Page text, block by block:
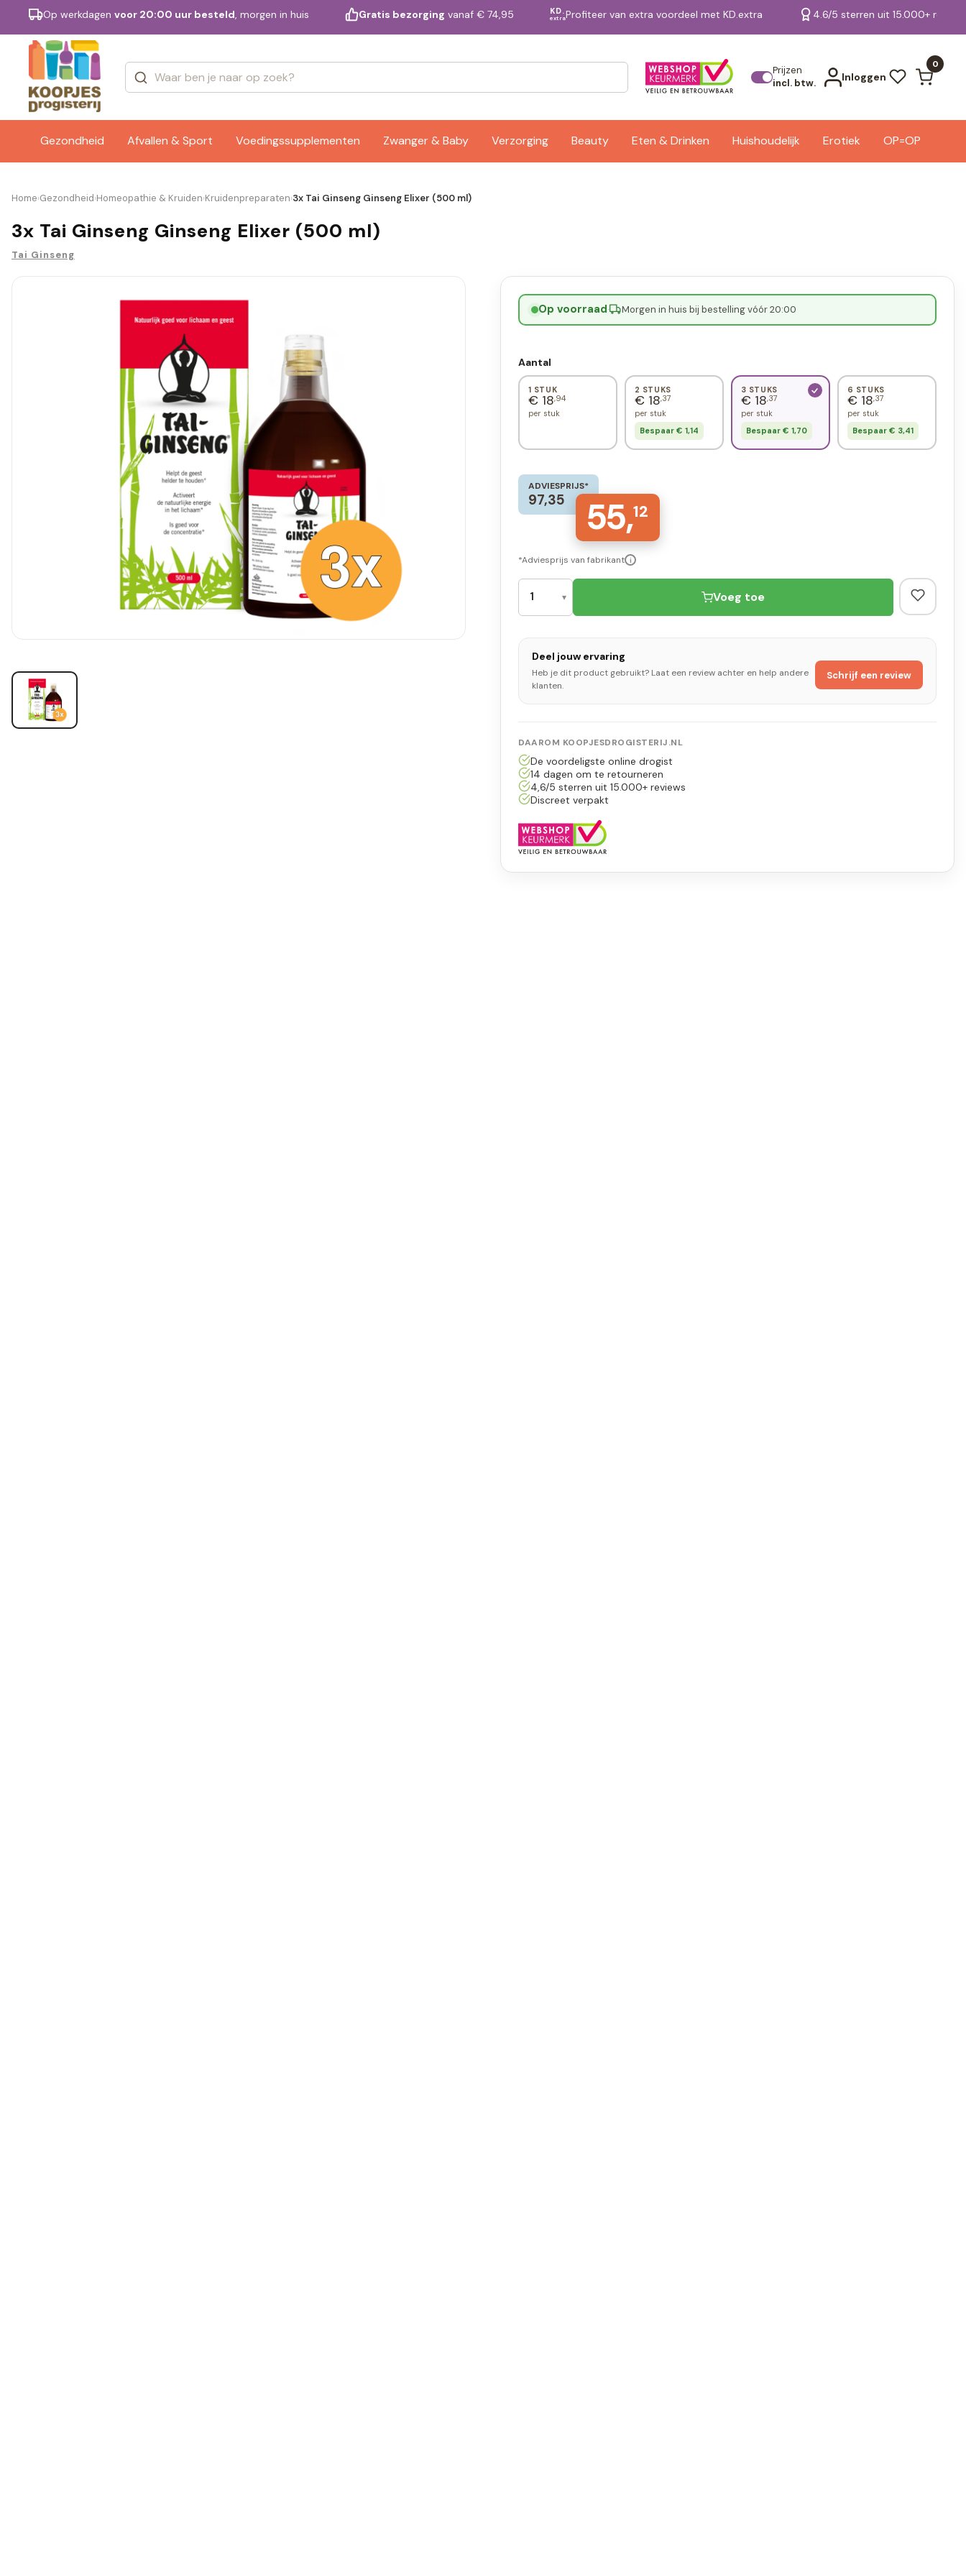
Op werkdagen voor 20:00 uur besteld, morgen in huis Gratis bezorging vanaf € 74,95 KD.
extraProfiteer van extra voordeel met KD.extra 4.6/5 sterren uit 15.000+
Prijzen
incl. btw.
Inloggen
0
Gezondheid Afvallen & Sport Voedingssupplementen Zwanger & Baby Verzorging Beauty Eten & Drinken Huishoudelijk Erotiek OP=OP
Merken Bekijk alle resultaten
Home›Gezondheid›Homeopathie & Kruiden›Kruidenpreparaten›3x Tai Ginseng Ginseng Elixer (500 ml)
3x Tai Ginseng Ginseng Elixer (500 ml)
Tai Ginseng
Op voorraad· Morgen in huis bij bestelling vóór 20:00
Aantal
1 STUK
€ 18,94
per stuk
2 STUKS
€ 18,37
per stuk
Bespaar € 1,14
3 STUKS
€ 18,37
per stuk
Bespaar € 1,70
6 STUKS
€ 18,37
per stuk
Bespaar € 3,41
ADVIESPRIJS*
97,35 55,12
*Adviesprijs van fabrikant i
Voeg toe
Deel jouw ervaring
Heb je dit product gebruikt? Laat een review achter en help andere
klanten.
Schrijf een review
DAAROM KOOPJESDROGISTERIJ.NL
De voordeligste online drogist
14 dagen om te retourneren
4,6/5 sterren uit 15.000+ reviews
Discreet verpakt